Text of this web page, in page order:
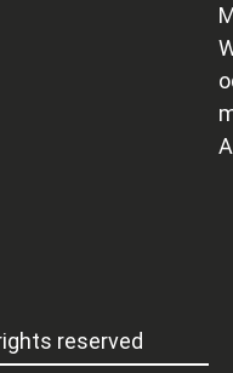
reserved